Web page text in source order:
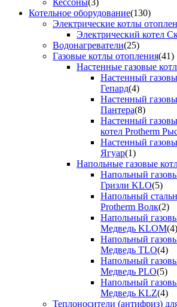
Кессоны(3)
Котельное оборудование(130)
Электрические котлы
Электрический котел
Водонагреватели(25)
Газовые котлы отопления(41)
Настенные газовые
Настенный
Гепард(4)
Настенный
Пантера(8)
Настенный
котел Protherm
Настенный
Ягуар(1)
Напольные газовые
Напольный
Гризли KLO(5)
Напольный
Protherm Волк(2)
Напольный
Медведь KLOM(4)
Напольный
Медведь TLO(4)
Напольный
Медведь PLO(5)
Напольный
Медведь KLZ(4)
Теплоносители (антифриз)